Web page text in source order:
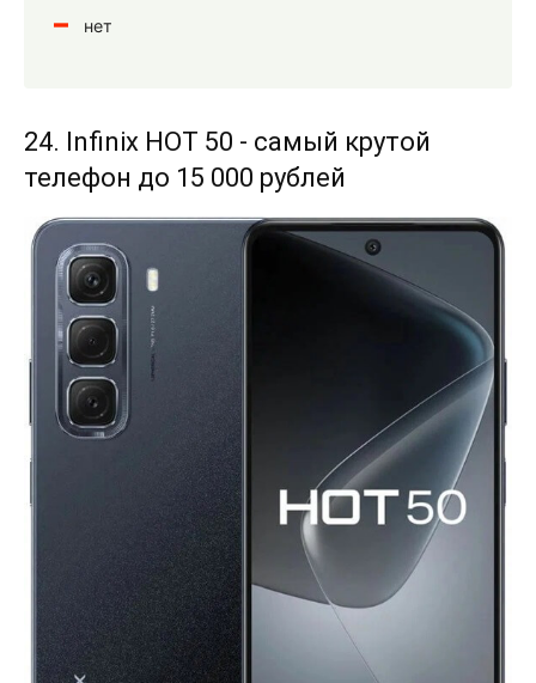
нет
24. Infinix HOT 50 - самый крутой
телефон до 15 000 рублей